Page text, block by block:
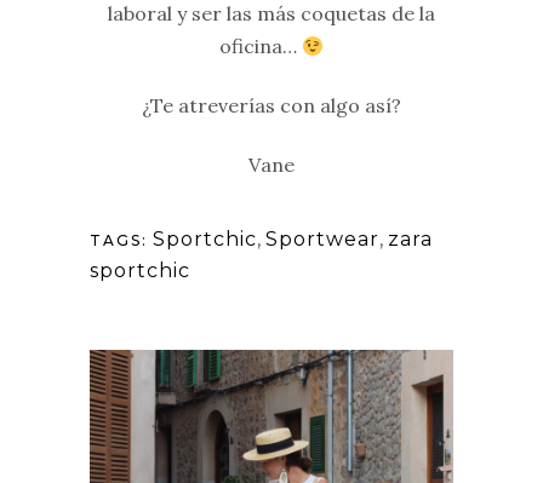
laboral y ser las más coquetas de la
oficina…
¿Te atreverías con algo así?
Vane
TAGS: Sportchic, Sportwear, zara
sportchic